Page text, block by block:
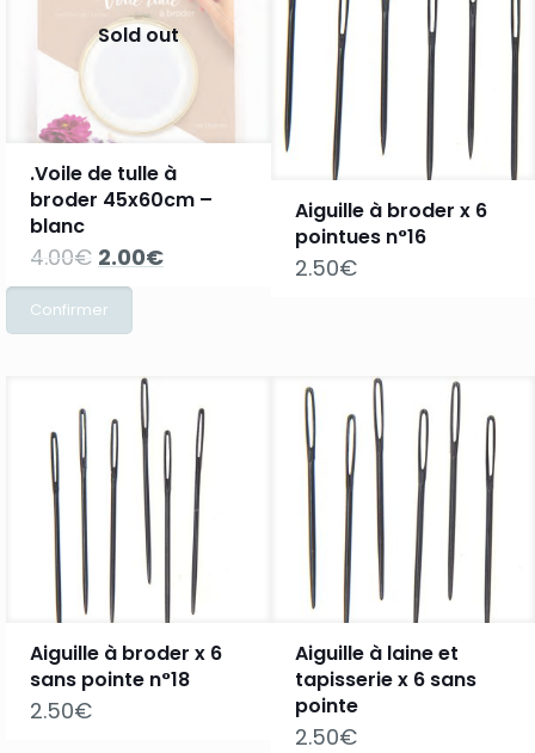
Sold out
.Voile de tulle à
broder 45x60cm –
blanc
4.00€ Le
prix
initial
était :
2.00€Le
Aiguille à broder x 6
pointues n°16
2.50€
Aiguille à broder x 6
sans pointe n°18
2.50€
Aiguille à laine et
tapisserie x 6 sans
pointe
2.50€